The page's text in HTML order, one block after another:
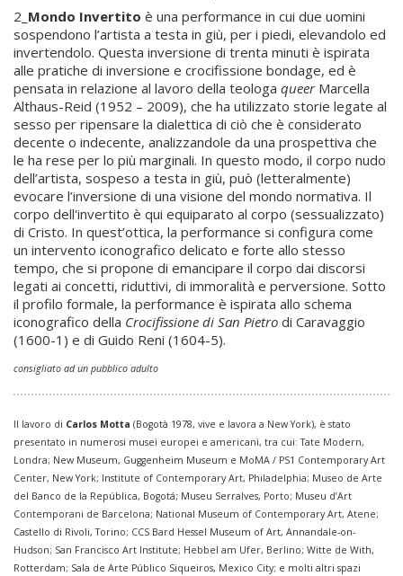
2_ Mondo Invertito è una performance in cui due uomini
sospendono l’artista a testa in giù, per i piedi, elevandolo ed
invertendolo. Questa inversione di trenta minuti è ispirata
alle pratiche di inversione e crocifissione bondage, ed è
pensata in relazione al lavoro della teologa queerMarcella
Althaus-Reid (1952 – 2009), che ha utilizzato storie legate al
sesso per ripensare la dialettica di ciò che è considerato
decente o indecente, analizzandole da una prospettiva che
le ha rese per lo più marginali. In questo modo, il corpo nudo
dell’artista, sospeso a testa in giù, può (letteralmente)
evocare l’inversione di una visione del mondo normativa. Il
corpo dell'invertito è qui equiparato al corpo (sessualizzato)
di Cristo. In quest’ottica, la performance si configura come
un intervento iconografico delicato e forte allo stesso
tempo, che si propone di emancipare il corpo dai discorsi
legati ai concetti, riduttivi, di immoralità e perversione. Sotto
il profilo formale, la performance è ispirata allo schema
iconografico della Crocifissione di San Pietro di Caravaggio
(1600-1) e di Guido Reni (1604-5).
consigliato ad un pubblico adulto
Il lavoro di Carlos Motta (Bogotà 1978, vive e lavora a New York), è stato
presentato in numerosi musei europei e americani, tra cui: Tate Modern,
Londra; New Museum, Guggenheim Museum e MoMA / PS1 Contemporary Art
Center, New York; Institute of Contemporary Art, Philadelphia; Museo de Arte
del Banco de la República, Bogotá; Museu Serralves, Porto; Museu d’Art
Contemporani de Barcelona; National Museum of Contemporary Art, Atene;
Castello di Rivoli, Torino; CCS Bard Hessel Museum of Art, Annandale-on-
Hudson; San Francisco Art Institute; Hebbel am Ufer, Berlino; Witte de With,
Rotterdam; Sala de Arte Público Siqueiros, Mexico City; e molti altri spazi